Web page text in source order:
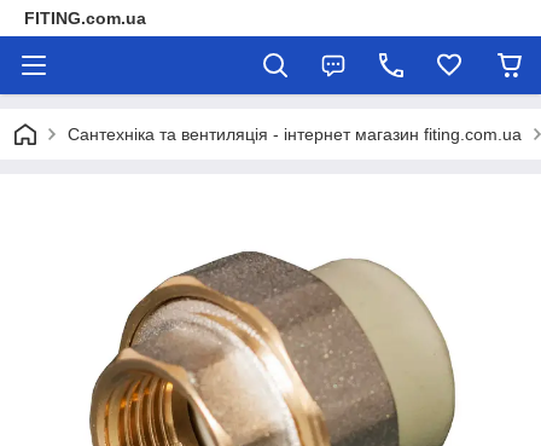
FITING.com.ua
Сантехніка та вентиляція - інтернет магазин fiting.com.ua